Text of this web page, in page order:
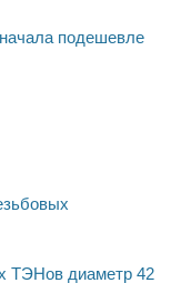
подешевле
ТЭНов диаметр 42